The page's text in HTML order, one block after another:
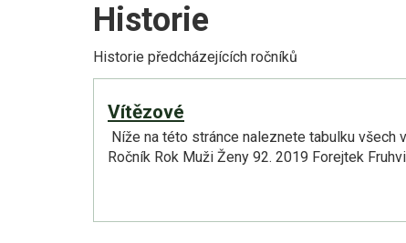
Historie
Historie předcházejících ročníků
Vítězové
Níže na této stránce naleznete tabulku
Ročník Rok Muži Ženy 92. 2019 Forejtek